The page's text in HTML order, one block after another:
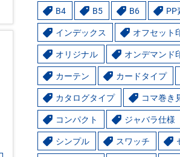
B4 B5 B6 PP
インデックス オフセット
オリジナル オンデマンド
カーテン カードタイプ
カタログタイプ コマ巻き
コンパクト ジャバラ仕様
シンプル スワッチ